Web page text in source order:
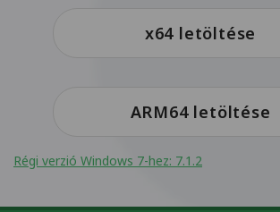
x64 letöltése
ARM64 letöltése
Régi verzió Windows 7-hez: 7.1.2